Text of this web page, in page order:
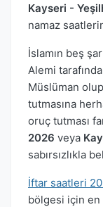
Kayseri -
namaz
İslamın beş
Alemi
Müslüman
tutmasına
oruç tutması
2026 veya
sabırsızlıkla
İftar saatleri
bölgesi için